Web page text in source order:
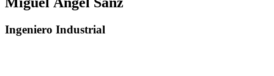
Ingeniero Industrial